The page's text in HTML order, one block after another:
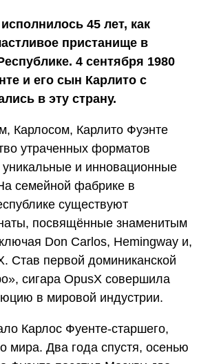
45 лет, как
пристанище в
4 сентября 1980
и его сын Карлито с
в эту страну.
Карлосом, Карлито Фуэнте
утраченных форматов
и инновационные
семейной фабрике в
существуют
посвящённые знаменитым
Don Carlos, Hemingway и,
Став первой доминиканской
сигара OpusX совершила
в мировой индустрии.
Карлос Фуенте-старшего,
мира. Два года спустя, осенью